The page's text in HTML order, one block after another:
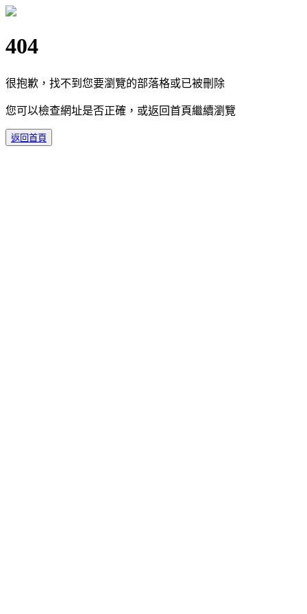
404
很抱歉，找不到您要瀏覽的部落格或已被刪除
您可以檢查網址是否正確，或返回首頁繼續瀏覽
返回首頁